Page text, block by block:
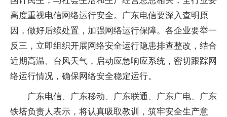
高度重视电信网络运行安全。广东电信要深入查明原
因，做好后续处置，加强网络运行保障。各企业要举一
反三，立即组织开展网络安全运行隐患排查整改，结合
近期高温、台风天气，启动应急响应系统，密切跟踪网
络运行情况，确保网络安全稳定运行。
广东电信、广东移动、广东联通、广东广电、广东
铁塔负责人表示，将认真吸取教训，筑牢安全生产意